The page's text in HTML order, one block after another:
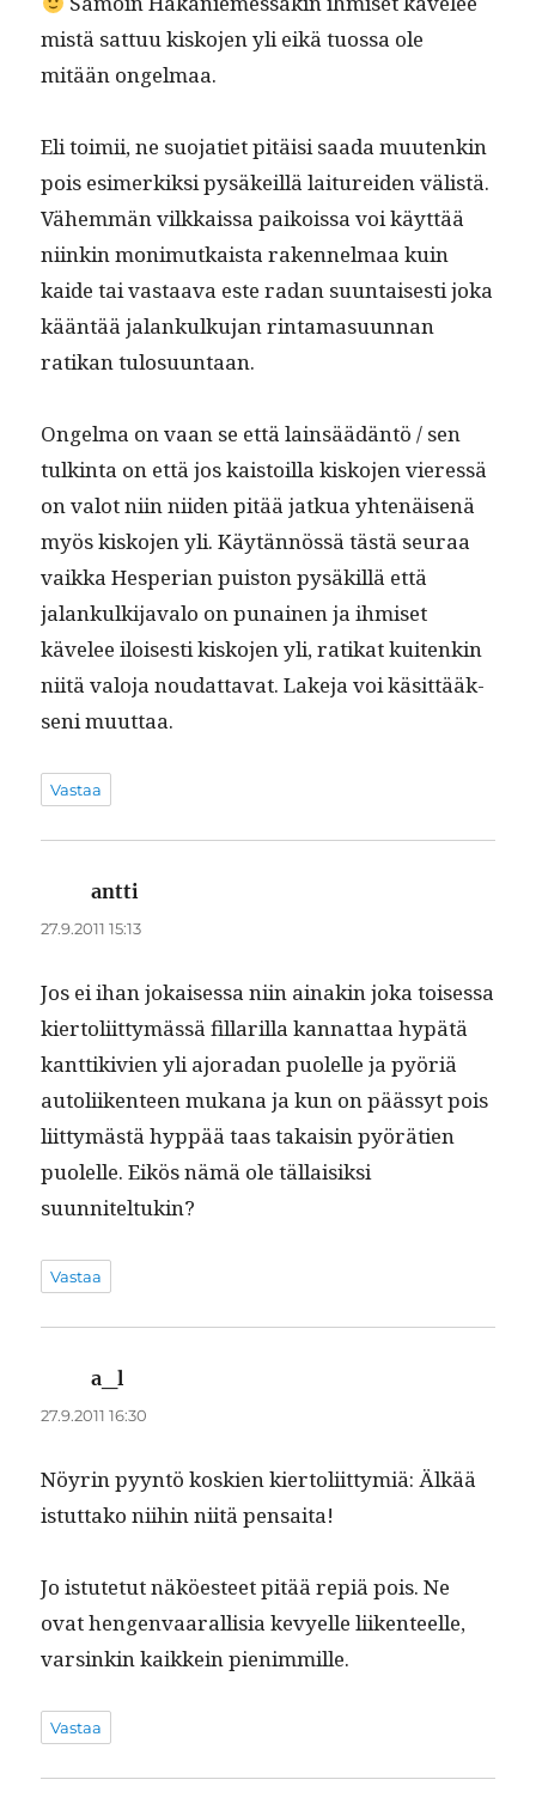
mis­tä sat­tuu kisko­jen yli eikä tuos­sa ole
mitään ongelmaa.
Eli toimii, ne suo­jati­et pitäisi saa­da muutenkin
pois esimerkik­si pysäkeil­lä lai­turei­den välistä.
Vähem­män vilkkaissa paikois­sa voi käyt­tää
niinkin mon­imutkaista raken­nel­maa kuin
kaide tai vas­taa­va este radan suun­tais­es­ti joka
kään­tää jalankulku­jan rin­ta­ma­su­un­nan
ratikan tulosuuntaan.
Ongel­ma on vaan se että lain­säädän­tö / sen
tulk­in­ta on että jos kaistoil­la kisko­jen vier­essä
on val­ot niin niiden pitää jatkua yht­enäisenä
myös kisko­jen yli. Käytän­nössä tästä seu­raa
vaik­ka Hes­per­ian puis­ton pysäkil­lä että
jalankulk­i­java­lo on punainen ja ihmiset
kävelee ilois­es­ti kisko­jen yli, ratikat kuitenkin
niitä val­o­ja nou­dat­ta­vat. Lake­ja voi käsit­tääk­
seni muuttaa.
Vastaa
antti
27.9.2011 15:13
Jos ei ihan jokaises­sa niin ainakin joka toises­sa
kier­toli­it­tymässä fil­lar­il­la kan­nat­taa hypätä
kant­tikivien yli ajo­radan puolelle ja pyöriä
autoli­iken­teen mukana ja kun on päässyt pois
liit­tymästä hyp­pää taas takaisin pyörä­tien
puolelle. Eikös nämä ole täl­laisik­si
suunniteltukin?
Vastaa
a_l
27.9.2011 16:30
Nöyrin pyyn­tö koskien kier­toli­it­tymiä: Älkää
istut­tako niihin niitä pensaita!
Jo istute­tut näköes­teet pitää repiä pois. Ne
ovat hen­gen­vaar­al­lisia kevyelle liiken­teelle,
varsinkin kaikkein pienimmille.
Vastaa